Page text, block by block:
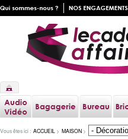
Vous êtes ici : ACCUEIL > MAISON >